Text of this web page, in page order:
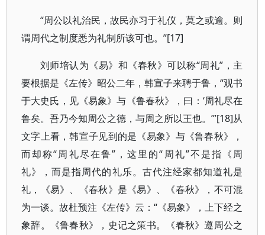
“周公以礼治民，故民亦习于礼仪，莫之或逾。则
谓周代之制度悉为礼制所该可也。”[17]
刘师培认为《易》和《春秋》可以称“周礼”，主
要根据是《左传》昭公二年，韩宣子来聘于鲁，“观书
于大史氏，见《易象》与《鲁春秋》，曰：‘周礼尽在
鲁矣。吾乃今知周公之德，与周之所以王也。’”[18]从
文字上看，韩宣子见到的是《易象》与《鲁春秋》，
而却称“周礼尽在鲁”，这里的“周礼”不是指《周
礼》，而是指周代的礼乐。古代注经家都知道礼是
礼，《易》、《春秋》是《易》、《春秋》，不可混
为一谈。故杜预注《左传》云：“《易象》，上下经之
象辞。《鲁春秋》，史记之策书。《春秋》遵周公之